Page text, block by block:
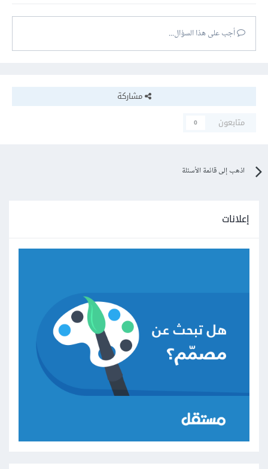
أجب على هذا السؤال...
مشاركة
متابعون
0
اذهب إلى قائمة الأسئلة
إعلانات